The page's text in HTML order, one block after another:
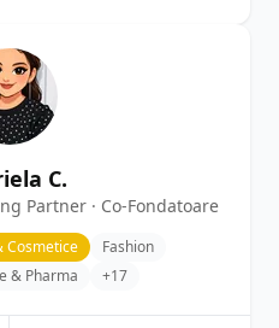
C.
Partner · Co-Fondatoare
Cosmetice
Fashion
& Pharma
+17